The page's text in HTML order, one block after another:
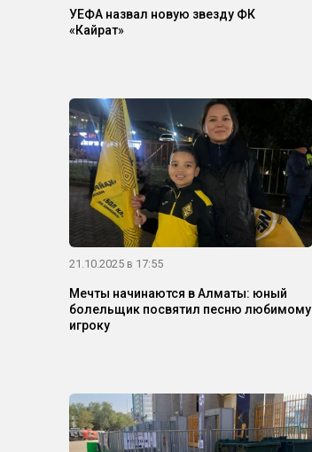
УЕФА назвал новую звезду ФК
«Кайрат»
21.10.2025 в 17:55
Мечты начинаются в Алматы: юный
болельщик посвятил песню любимому
игроку